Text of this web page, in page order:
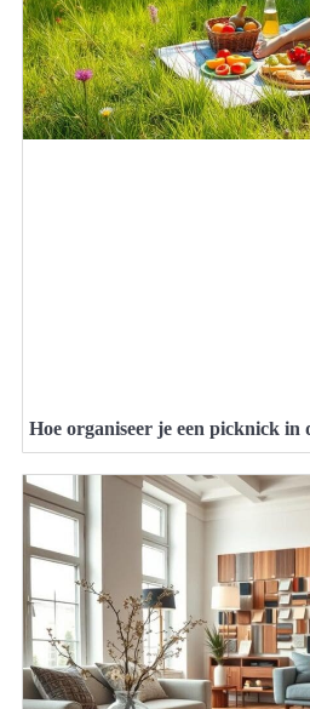
Hoe organiseer je een picknick in